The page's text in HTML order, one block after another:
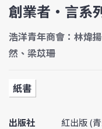
創業者‧言系
浩洋青年商會：林煒
然、梁苡珊
紙書
出版社
紅出版 (